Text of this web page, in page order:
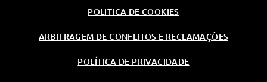
POLITICA DE COOKIES
ARBITRAGEM DE CONFLITOS E RECLAMAÇÕES
POLÍTICA DE PRIVACIDADE